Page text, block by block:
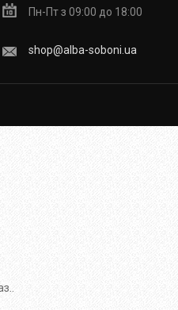
Пн-Пт з 09:00 до 18:00
shop@alba-soboni.ua